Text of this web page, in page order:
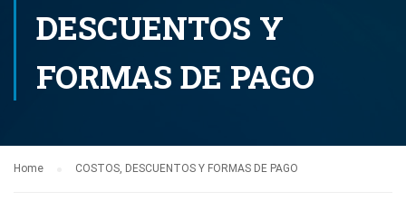
DESCUENTOS Y
FORMAS DE PAGO
Home COSTOS, DESCUENTOS Y FORMAS DE PAGO